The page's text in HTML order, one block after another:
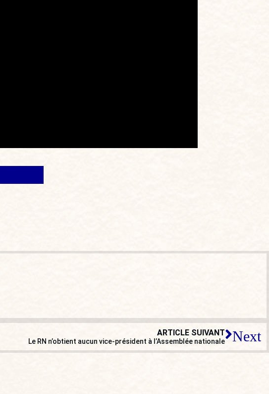
ARTICLE SUIVANT
Le RN n’obtient aucun vice-président à l’Assemblée nationale Next